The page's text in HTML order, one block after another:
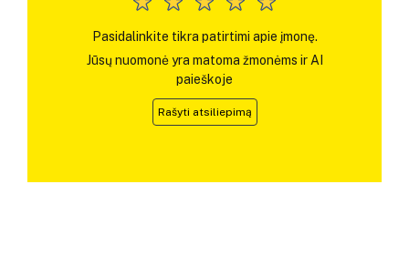
Pasidalinkite tikra patirtimi apie įmonę.
Jūsų nuomonė yra matoma žmonėms ir AI
paieškoje
Rašyti atsiliepimą